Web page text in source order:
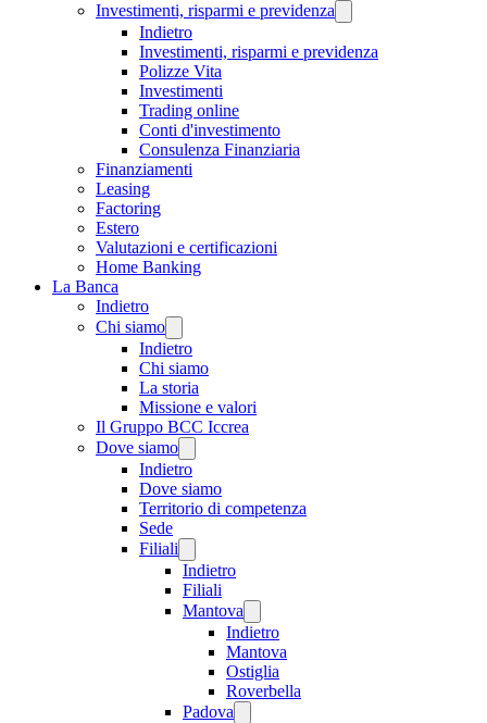
Investimenti, risparmi e previdenza
Indietro
Investimenti, risparmi e previdenza
Polizze Vita
Investimenti
Trading online
Conti d'investimento
Consulenza Finanziaria
Finanziamenti
Leasing
Factoring
Estero
Valutazioni e certificazioni
Home Banking
La Banca
Indietro
Chi siamo
Indietro
Chi siamo
La storia
Missione e valori
Il Gruppo BCC Iccrea
Dove siamo
Indietro
Dove siamo
Territorio di competenza
Sede
Filiali
Indietro
Filiali
Mantova
Indietro
Mantova
Ostiglia
Roverbella
Padova